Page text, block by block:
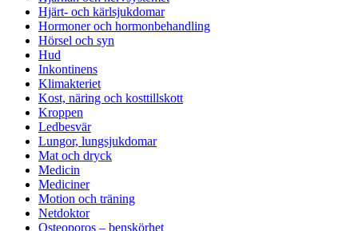
Hjärt- och kärlsjukdomar
Hormoner och hormonbehandling
Hörsel och syn
Hud
Inkontinens
Klimakteriet
Kost, näring och kosttillskott
Kroppen
Ledbesvär
Lungor, lungsjukdomar
Mat och dryck
Medicin
Mediciner
Motion och träning
Netdoktor
Osteoporos – benskörhet